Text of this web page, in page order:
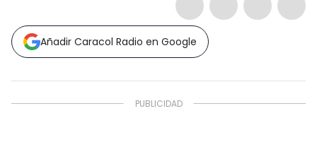
Añadir Caracol Radio en Google